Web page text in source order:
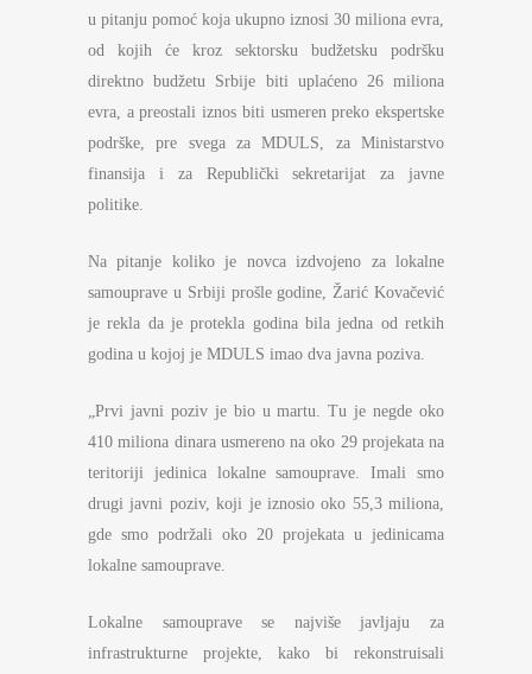
u pitanju pomoć koja ukupno iznosi 30 miliona evra,
od kojih će kroz sektorsku budžetsku podršku
direktno budžetu Srbije biti uplaćeno 26 miliona
evra, a preostali iznos biti usmeren preko ekspertske
podrške, pre svega za MDULS, za Ministarstvo
finansija i za Republički sekretarijat za javne
politike.
Na pitanje koliko je novca izdvojeno za lokalne
samouprave u Srbiji prošle godine, Žarić Kovačević
je rekla da je protekla godina bila jedna od retkih
godina u kojoj je MDULS imao dva javna poziva.
„Prvi javni poziv je bio u martu. Tu je negde oko
410 miliona dinara usmereno na oko 29 projekata na
teritoriji jedinica lokalne samouprave. Imali smo
drugi javni poziv, koji je iznosio oko 55,3 miliona,
gde smo podržali oko 20 projekata u jedinicama
lokalne samouprave.
Lokalne samouprave se najviše javljaju za
infrastrukturne projekte, kako bi rekonstruisali